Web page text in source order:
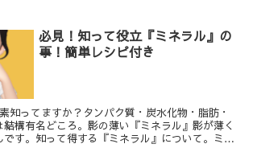
必見！知って役立『ミネラル』の
事！簡単レシピ付き
知ってますか？タンパク質・炭水化物・脂肪・
結構有名どころ。影の薄い『ミネラル』影が薄く
す。知って得する『ミネラル』について。ミネ